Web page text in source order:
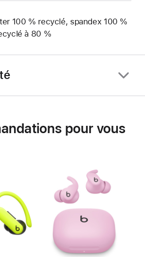
100 % recyclé, spandex 100 %
à 80 %
pour vous